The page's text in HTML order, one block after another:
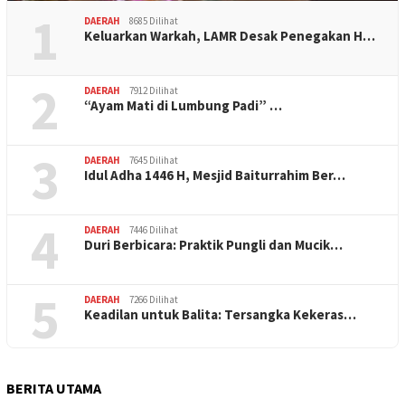
1 DAERAH 8685 Dilihat
Keluarkan Warkah, LAMR Desak Penegakan H…
2 DAERAH 7912 Dilihat
“Ayam Mati di Lumbung Padi” …
3 DAERAH 7645 Dilihat
Idul Adha 1446 H, Mesjid Baiturrahim Ber…
4 DAERAH 7446 Dilihat
Duri Berbicara: Praktik Pungli dan Mucik…
5 DAERAH 7266 Dilihat
Keadilan untuk Balita: Tersangka Kekeras…
BERITA UTAMA